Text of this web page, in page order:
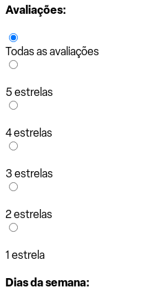
Avaliações:
Todas as avaliações
5 estrelas
4 estrelas
3 estrelas
2 estrelas
1 estrela
Dias da semana: